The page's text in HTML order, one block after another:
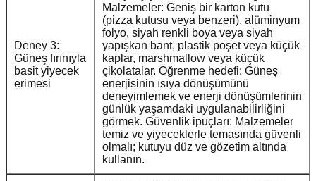
Deney 3:
Güneş fırınıyla
basit yiyecek
erimesi
Malzemeler: Geniş bir karton kutu
(pizza kutusu veya benzeri), alüminyum
folyo, siyah renkli boya veya siyah
yapışkan bant, plastik poşet veya küçük
kaplar, marshmallow veya küçük
çikolatalar. Öğrenme hedefi: Güneş
enerjisinin ısıya dönüşümünü
deneyimlemek ve enerji dönüşümlerinin
günlük yaşamdaki uygulanabilirliğini
görmek. Güvenlik ipuçları: Malzemeler
temiz ve yiyeceklerle temasında güvenli
olmalı; kutuyu düz ve gözetim altında
kullanın.